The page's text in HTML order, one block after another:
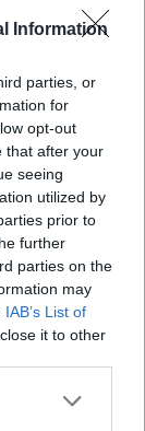
Information
parties, or
for
opt-out
that after your
seeing
utilized by
prior to
further
parties on the
may
IAB’s List of
it to other
Google
του,
από